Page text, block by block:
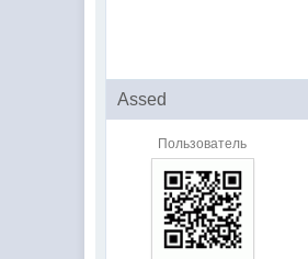
Assed
Пользователь